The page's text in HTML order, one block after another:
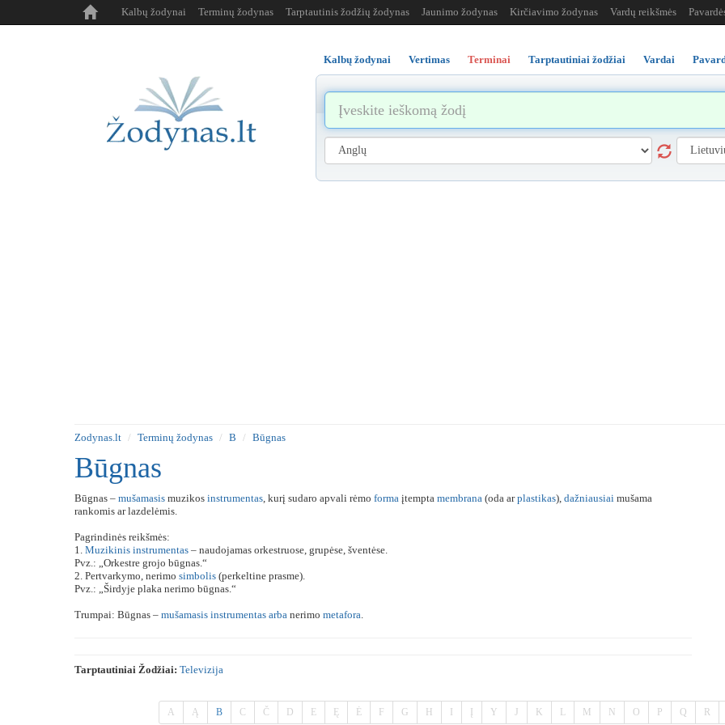
Kalbų žodynai Terminų žodynas Tarptautinis žodžių žodynas Jaunimo žodynas Kirčiavimo žodynas Vardų reikšmės
Kalbų žodynai Vertimas Terminai Tarptautiniai žodžiai Vardai
Zodynas.lt Terminų žodynas B Būgnas
Būgnas
Būgnas – mušamasis muzikos instrumentas, kurį sudaro apvali rėmo forma įtempta membrana (oda arplastikas), dažniausiai mušama
rankomis ar lazdelėmis.
Pagrindinės reikšmės:
1. Muzikinis instrumentas – naudojamas orkestruose, grupėse, šventėse.
Pvz.: „Orkestre grojo būgnas.“
2. Pertvarkymo, nerimo simbolis (perkeltine prasme).
Pvz.: „Širdyje plaka nerimo būgnas.“
Trumpai: Būgnas – mušamasis instrumentas arba nerimo metafora.
Tarptautiniai Žodžiai: Televizija
A Ą B C Č D E Ę Ė F G H Y J K L M N O P Q R